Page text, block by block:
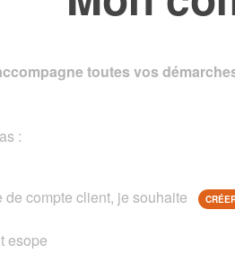
toutes vos
:
compte client, je souhaite
esope